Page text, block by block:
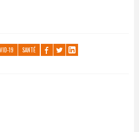
19 SANTÉ